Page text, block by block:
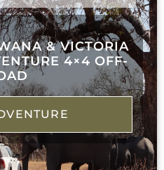
& VICTORIA
4×4 OFF-